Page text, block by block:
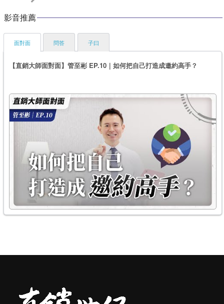
影音推薦
面對面
【直銷大師面對面】管至彬 EP.10｜如何把自己打造成邀約高手？
問答 子曰